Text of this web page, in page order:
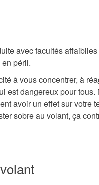
avec facultés
en péril.
à vous concentrer, à
est dangereux pour tous.
avoir un effet sur votre
sobre au volant, ça